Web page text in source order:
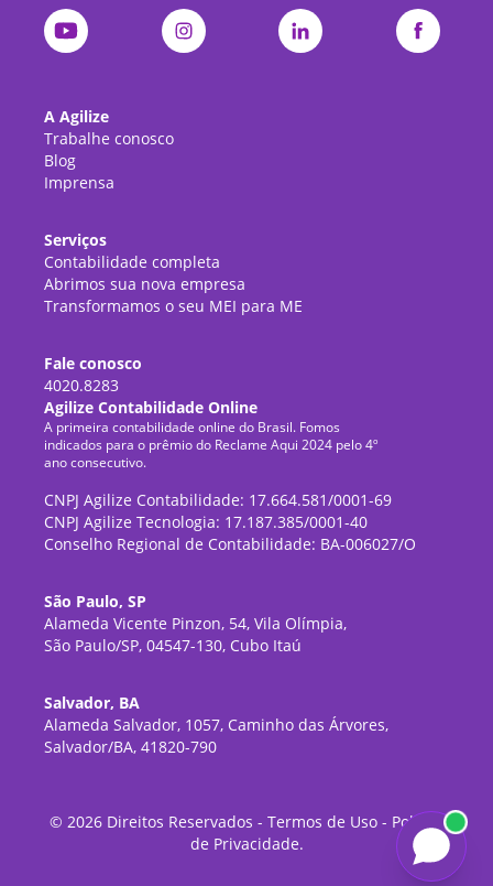
A Agilize
Trabalhe conosco
Blog
Imprensa
Serviços
Contabilidade completa
Abrimos sua nova empresa
Transformamos o seu MEI para ME
Fale conosco
4020.8283
Agilize Contabilidade Online
A primeira contabilidade online do Brasil. Fomos
indicados para o prêmio do Reclame Aqui 2024 pelo 4º
ano consecutivo.
CNPJ Agilize Contabilidade: 17.664.581/0001-69
CNPJ Agilize Tecnologia: 17.187.385/0001-40
Conselho Regional de Contabilidade: BA-006027/O
São Paulo, SP
Alameda Vicente Pinzon, 54, Vila Olímpia,
São Paulo/SP, 04547-130, Cubo Itaú
Salvador, BA
Alameda Salvador, 1057, Caminho das Árvores,
Salvador/BA, 41820-790
© 2026Direitos Reservados - Termos de Uso- Política
de Privacidade.